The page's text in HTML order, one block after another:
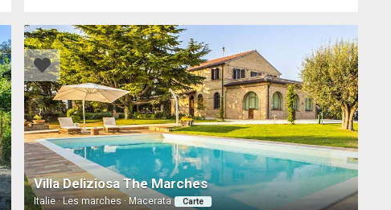
Villa Deliziosa The Marches
Italie · Les marches · Macerata Carte